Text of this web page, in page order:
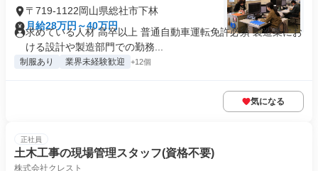
〒719-1122岡山県総社市下林
月給28万円～40万円
求めている人材 高卒以上 普通自動車運転免許必須 製造業にお
ける設計や製造部門での勤務...
制服あり 業界未経験歓迎 +12個
気になる
正社員
土木工事の現場管理スタッフ(資格不要)
株式会社クレスト